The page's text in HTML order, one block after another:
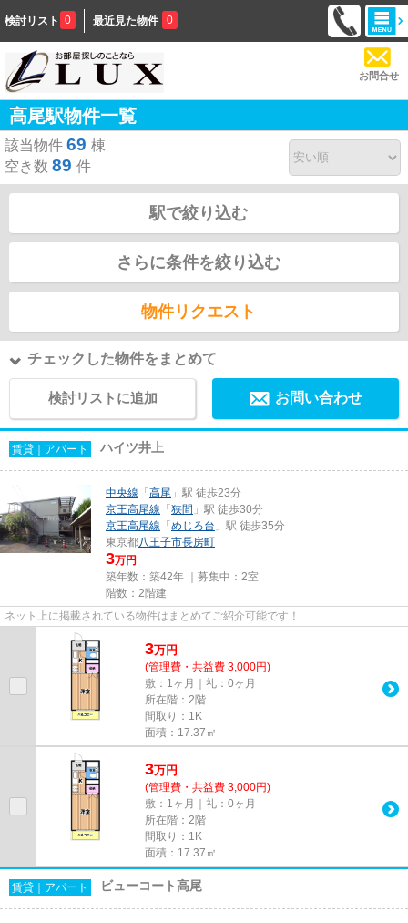
検討リスト 0 最近見た物件 0
お問合せ
高尾駅物件一覧
該当物件 69 棟
空き数 89 件
駅で絞り込む
さらに条件を絞り込む
物件リクエスト
チェックした物件をまとめて
検討リストに追加 お問い合わせ
賃貸｜アパート ハイツ井上
中央線 「高尾 」駅 徒歩23分
京王高尾線 「狭間 」駅 徒歩30分
京王高尾線 「めじろ台 」駅 徒歩35分
東京都八王子市長房町
3万円
築年数：築42年 ｜募集中： 2室
階数：2階建
ネット上に掲載されている物件はまとめてご紹介可能です！
3万円
(管理費・共益費 3,000円)
敷：1ヶ月｜礼：0ヶ月
所在階：2階
間取り：1K
面積：17.37㎡
3万円
(管理費・共益費 3,000円)
敷：1ヶ月｜礼：0ヶ月
所在階：2階
間取り：1K
面積：17.37㎡
賃貸｜アパート ビューコート高尾